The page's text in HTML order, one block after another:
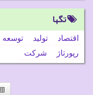
تگها
اقتصاد تولید توسعه
رپورتاژ
شركت